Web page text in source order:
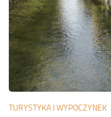
TURYSTYKA I WYPOCZYNEK